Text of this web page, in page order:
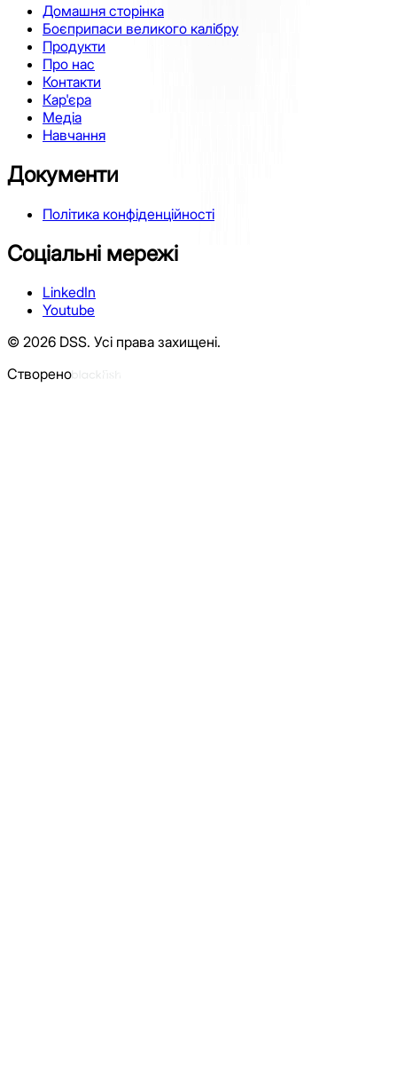
Домашня сторінка
Боєприпаси великого калібру
Продукти
Про нас
Контакти
Кар'єра
Медіа
Навчання
Документи
Політика конфіденційності
Соціальні мережі
LinkedIn
Youtube
© 2026 DSS. Усі права захищені.
Створено